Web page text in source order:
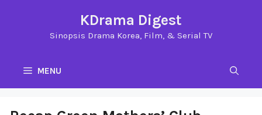
KDrama Digest
Sinopsis Drama Korea, Film, & Serial TV
MENU